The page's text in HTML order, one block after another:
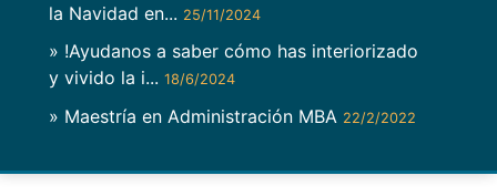
la Navidad en... 25/11/2024
» !Ayudanos a saber cómo has interiorizado
y vivido la i... 18/6/2024
» Maestría en Administración MBA 22/2/2022